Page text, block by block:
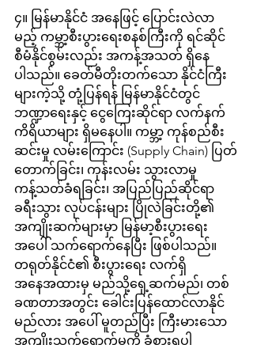
၄။ မြန်မာနိုင်ငံ အနေဖြင့် ပြောင်းလဲလာ
မည့် ကမ္ဘာ့စီးပွားရေးစနစ်ကြီးကို ရင်ဆိုင်
စီမံနိုင်စွမ်းလည်း အကန့်အသတ် ရှိနေ
ပါသည်။ ခေတ်မီတိုးတက်သော နိုင်ငံကြီး
များကဲ့သို့ တုံ့ပြန်ရန် မြန်မာနိုင်ငံတွင်
ဘဏ္ဍာရေးနှင့် ငွေကြေးဆိုင်ရာ လက်နက်
ကိရိယာများ ရှိမနေပါ။ ကမ္ဘာ့ ကုန်စည်စီး
ဆင်းမှု လမ်းကြောင်း (Supply Chain) ပြတ်
တောက်ခြင်း၊ ကုန်းလမ်း သွားလာမှု
ကန့်သတ်ခံရခြင်း၊ အပြည်ပြည်ဆိုင်ရာ
ခရီးသွား လုပ်ငန်းများ ပြိုလဲခြင်းတို့၏
အကျိုးဆက်များမှာ မြန်မာ့စီးပွားရေး
အပေါ် သက်ရောက်နေပြီး ဖြစ်ပါသည်။
တရုတ်နိုင်ငံ၏ စီးပွားရေး လက်ရှိ
အနေအထားမှ မည်သို့ရှေ့ဆက်မည်၊ တစ်
ခဏတာအတွင်း ခေါင်းပြန်ထောင်လာနိုင်
မည်လား အပေါ် မူတည်ပြီး ကြီးမားသော
အကျိုးသက်ရောက်မှုကို ခံစားရပါ